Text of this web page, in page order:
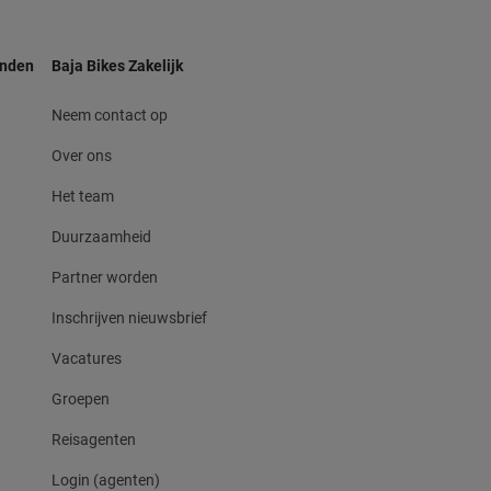
Baja Bikes Zakelijk
Neem contact op
Over ons
Het team
Duurzaamheid
Partner worden
Inschrijven nieuwsbrief
Vacatures
Groepen
Reisagenten
Login (agenten)